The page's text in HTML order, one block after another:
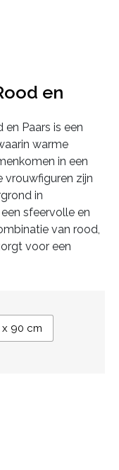
en
en Paars is een
warme
in een
vrouwfiguren zijn
in
sfeervolle en
van rood,
voor een
x 90 cm